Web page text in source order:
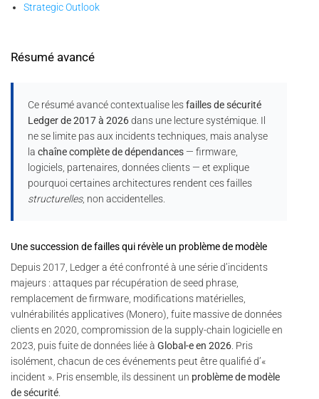
Strategic Outlook
Résumé avancé
Ce résumé avancé contextualise lesfailles de sécurité
Ledger de 2017 à 2026dans une lecture systémique. Il
ne se limite pas aux incidents techniques, mais analyse
la chaîne complète de dépendances — firmware,
logiciels, partenaires, données clients — et explique
pourquoi certaines architectures rendent ces failles
structurelles, non accidentelles.
Une succession de failles qui révèle un problème de modèle
Depuis 2017, Ledger a été confronté à une série d’incidents
majeurs : attaques par récupération de seed phrase,
remplacement de firmware, modifications matérielles,
vulnérabilités applicatives (Monero), fuite massive de données
clients en 2020, compromission de la supply-chain logicielle en
2023, puis fuite de données liée à Global-e en 2026 . Pris
isolément, chacun de ces événements peut être qualifié d’«
incident ». Pris ensemble, ils dessinent un problème de modèle
de sécurité